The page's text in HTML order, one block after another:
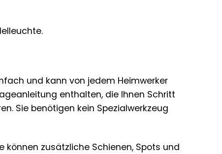
und kann von jedem Heimwerker
enthalten, die Ihnen Schritt
Sie benötigen kein Spezialwerkzeug
zusätzliche Schienen, Spots und